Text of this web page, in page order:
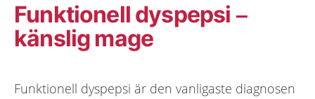
Funktionell dyspepsi –
känslig mage
Funktionell dyspepsi är den vanligaste diagnosen